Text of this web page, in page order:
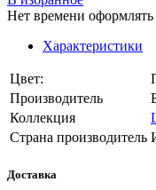
Нет времени оформлять
Характеристики
Цвет:
Производитель
Коллекция
Страна производитель
Доставка